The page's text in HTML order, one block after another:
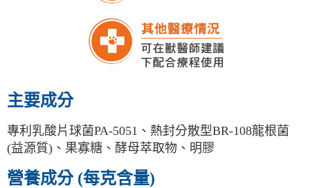
主要成分
專利乳酸片球菌PA-5051、熱封分散型BR-108龍根菌
(益源質)、果寡糖、酵母萃取物、明膠
營養成分 (每克含量)